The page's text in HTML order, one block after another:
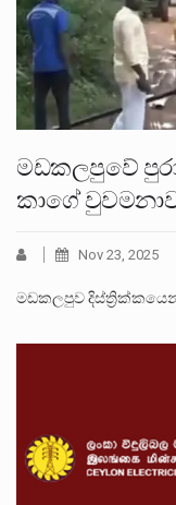
මඩකලපුවේ
කාගේ
Nov 23, 2025
මඩකලපුව දිස්ත්‍රික්කයෙන්